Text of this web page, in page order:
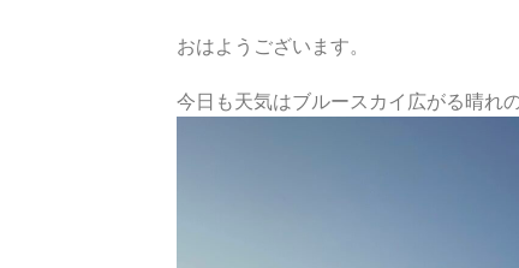
おはようございます。
今日も天気はブルースカイ広がる晴れ